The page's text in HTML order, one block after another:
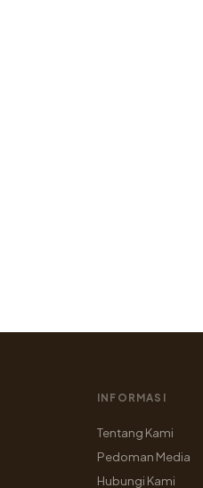
INFORMASI
Tentang Kami
Pedoman Media
Hubungi Kami